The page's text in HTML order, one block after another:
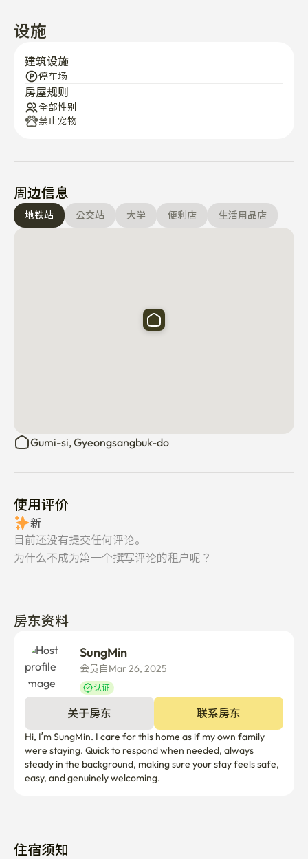
安全的数字门锁
位于安静的内街，适合宁静的夜晚
合同和入住均可使用英语进行基本沟通
设施
建筑设施
停车场
房屋规则
全部性别
禁止宠物
周边信息
地铁站 公交站 大学 便利店 生活用品店
Gumi-si, Gyeongsangbuk-do
使用评价
新
目前还没有提交任何评论。
为什么不成为第一个撰写评论的租户呢？
房东资料
会员自Mar 26, 2025
认证
关于房东 联系房东
Hi, I’m SungMin. I care for this home as if my own family
were staying. Quick to respond when needed, always
steady in the background, making sure your stay feels safe,
easy, and genuinely welcoming.
住宿须知